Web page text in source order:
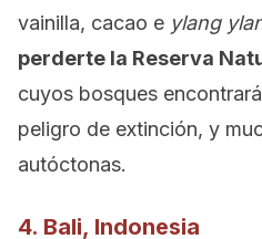
vainilla, cacao e ylang
perderte la Reserva
cuyos bosques
peligro de extinción, y
autóctonas.
4. Bali, Indonesia